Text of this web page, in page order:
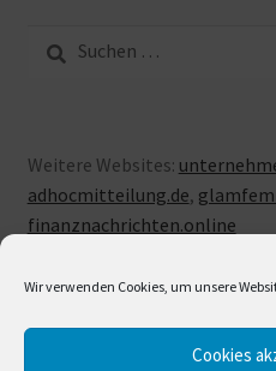
Wir verwenden Cookies, um unsere
Cookies
nach:
Weitere Websites:
adhocmitteilung.de,
finanznachrichten.online